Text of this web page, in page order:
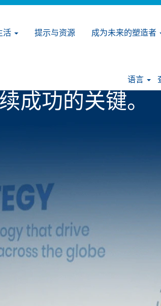
活 提示与资源 成为未来的塑造者
语言
人才是激发创
成功的关键。